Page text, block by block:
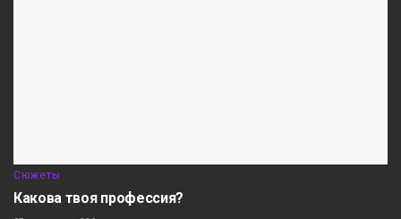
Сюжеты
Какова твоя профессия?